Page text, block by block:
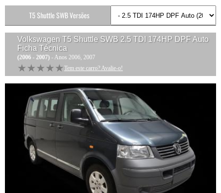
Volkswagen T5 Shuttle SWB 2.5 TDI 174HP DPF Auto
Ficha Técnica
(2006 - 2007) - Anos 2006, 2007
★★★★★
★★★★★ Tem este carro? Avalie-o!
T5 Shuttle SWB Versões